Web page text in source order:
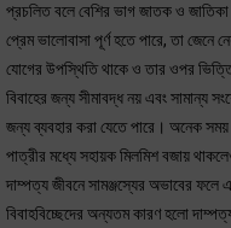
প্রচলিত বলে বেশির ভাগ জাতক ও
প্রেম ভালোবাসা পূর্ণ হতে পারে, তা জেনে
যোগের উপস্থিতি থাকে ও তার ওপর
বিবাহের জন্য সীমাবদ্ধ নয় এবং সামান্য
জন্য ব্যবহার করা যেতে পারে। অনেক সময়
পাত্রীর মধ্যে সহায়ক মিলমিশ বজায়
দাম্পত্য জীবনে সামঞ্জস্যের অভাবের ফলে
বিবাহবিচ্ছেদের অন্যতম কারণ হলো